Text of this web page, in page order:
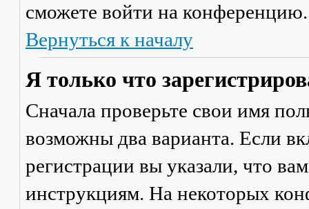
сможете войти на конференцию.
Вернуться к началу
Я только что
Сначала проверьте свои имя
возможны два варианта. Если
регистрации вы указали, что
инструкциям. На некоторых